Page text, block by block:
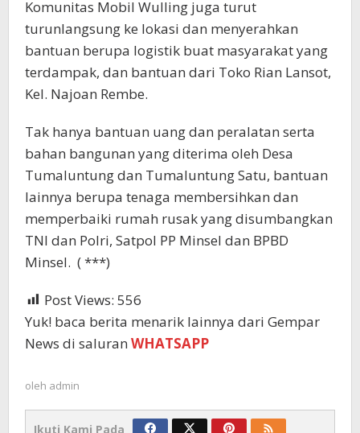
Komunitas Mobil Wulling juga turut
turunlangsung ke lokasi dan menyerahkan
bantuan berupa logistik buat masyarakat yang
terdampak, dan bantuan dari Toko Rian Lansot,
Kel. Najoan Rembe.
Tak hanya bantuan uang dan peralatan serta
bahan bangunan yang diterima oleh Desa
Tumaluntung dan Tumaluntung Satu, bantuan
lainnya berupa tenaga membersihkan dan
memperbaiki rumah rusak yang disumbangkan
TNI dan Polri, Satpol PP Minsel dan BPBD
Minsel. ( ***)
Post Views: 556
Yuk! baca berita menarik lainnya dari Gempar
News di saluran WHATSAPP
oleh admin
Ikuti Kami Pada